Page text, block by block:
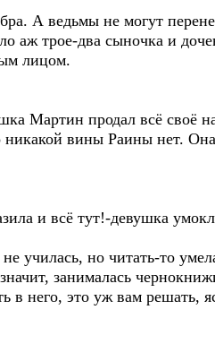
А ведьмы не могут
аж трое-два сыночка и
лицом.
Мартин продал всё своё
никакой вины Раины нет.
и всё тут!-девушка
училась, но читать-то
занималась
в него, это уж вам решать,